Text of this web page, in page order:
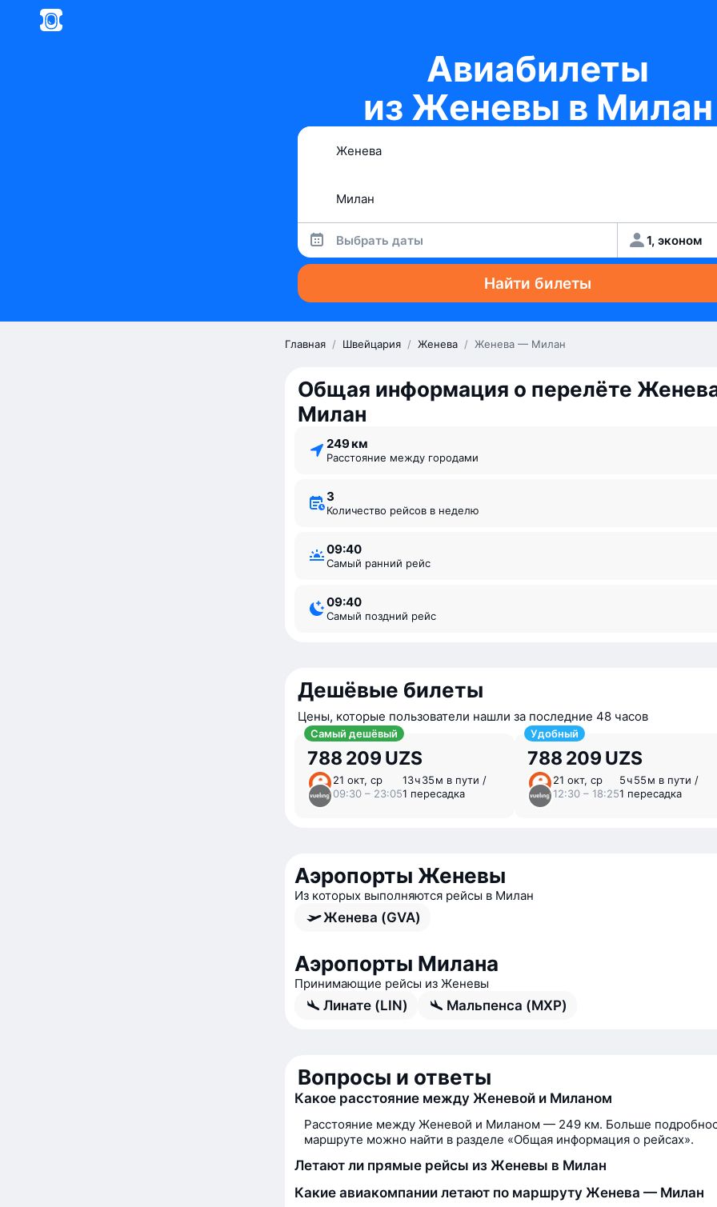
Авиабилеты
из Женевы в Милан
Выбрать даты 1, эконом
Найти билеты
Главная / Швейцария / Женева / Женева — Милан
Общая информация о перелёте
Милан
249 км
Расстояние между городами
3
Количество рейсов в неделю
09:40
Самый ранний рейс
09:40
Самый поздний рейс
Дешёвые билеты
Цены, которые пользователи нашли за последние 48 часов
Самый дешёвый
788 209 UZS
21 окт, ср
09:30 – 23:05
13 ⁠ч 35 ⁠м в пути /
1 пересадка
Удобный
788 209 UZS
21 окт, ср
12:30 – 18:25
5 ⁠ч 55 ⁠м в пути /
1 пересадка
Аэропорты Женевы
Из которых выполняются рейсы в Милан
Женева (GVA)
Аэропорты Милана
Принимающие рейсы из Женевы
Линате (LIN) Мальпенса (MXP)
Вопросы и ответы
Какое расстояние между Женевой и Миланом
Расстояние между Женевой и Миланом — 249 км. Больше
маршруте можно найти в разделе «Общая информация о рейсах».
Летают ли прямые рейсы из Женевы в Милан
Какие авиакомпании летают по маршруту Женева — Милан